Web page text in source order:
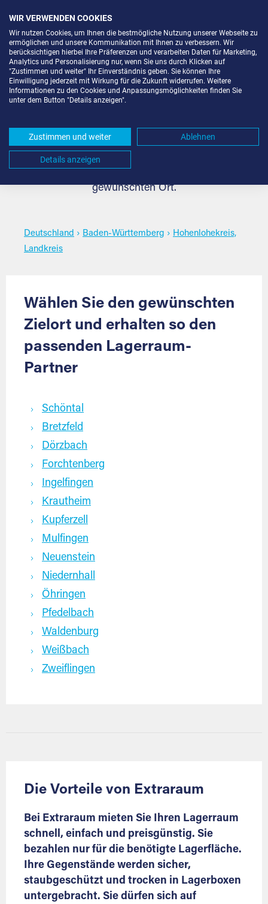
Lagerbox mieten in
Hohenlohekreis, Landkreis
Die passende Lagerbox mieten für jeden Bedarf in
gewünschten Ort.
Deutschland › Baden-Württemberg › Hohenlohekreis,
Landkreis
Wählen Sie den gewünschten
Zielort und erhalten so den
passenden Lagerraum-
Partner
Schöntal
Bretzfeld
Dörzbach
Forchtenberg
Ingelfingen
Krautheim
Kupferzell
Mulfingen
Neuenstein
Niedernhall
Öhringen
Pfedelbach
Waldenburg
Weißbach
Zweiflingen
Die Vorteile von Extraraum
Bei Extraraum mieten Sie Ihren Lagerraum
schnell, einfach und preisgünstig. Sie
bezahlen nur für die benötigte Lagerfläche.
Ihre Gegenstände werden sicher,
staubgeschützt und trocken in Lagerboxen
untergebracht. Sie dürfen sich auf
WIR VERWENDEN COOKIES
Wir nutzen Cookies, um Ihnen die bestmögliche Nutzung unserer Webseite zu
ermöglichen und unsere Kommunikation mit Ihnen zu verbessern. Wir
berücksichtigen hierbei Ihre Präferenzen und verarbeiten Daten für Marketing,
Analytics und Personalisierung nur, wenn Sie uns durch Klicken auf
"Zustimmen und weiter" Ihr Einverständnis geben. Sie können Ihre
Einwilligung jederzeit mit Wirkung für die Zukunft widerrufen. Weitere
Informationen zu den Cookies und Anpassungsmöglichkeiten finden Sie
unter dem Button "Details anzeigen".
Zustimmen und weiter Ablehnen
Details anzeigen